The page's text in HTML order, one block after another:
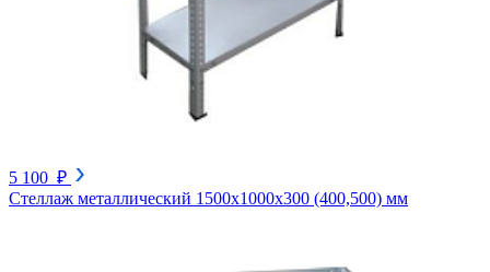
5 100 ₽
Стеллаж металлический 1500х1000х300 (400,500) мм